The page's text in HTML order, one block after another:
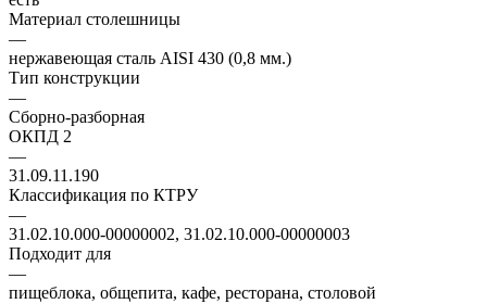
Материал столешницы
—
нержавеющая сталь AISI 430 (0,8 мм.)
Тип конструкции
—
Сборно-разборная
ОКПД 2
—
31.09.11.190
Классификация по КТРУ
—
31.02.10.000-00000002, 31.02.10.000-00000003
Подходит для
—
пищеблока, общепита, кафе, ресторана, столовой